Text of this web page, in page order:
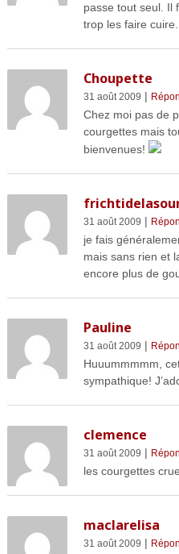
passe tout seul. Il
trop les faire
Choupette
31 août 2009 |
Chez moi pas de
courgettes mais
bienvenues!
31 août 2009 |
je fais
mais sans rien et
encore plus de
Pauline
31 août 2009 |
Huuummmmm,
sympathique!
clemence
31 août 2009 |
les courgettes
maclarelisa
31 août 2009 |